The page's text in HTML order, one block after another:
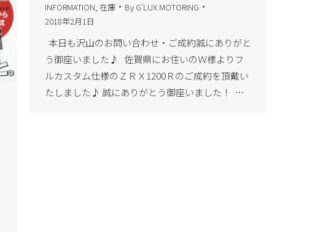
INFORMATION 在庫 By G'LUX MOTORING
2018年2月1日
本日も沢山のお問い合わせ・ご成約誠にありがと
う御座いました♪ 佐賀県にお住いのＷ様よりフ
ルカスタム仕様のＺＲＸ1200Ｒのご成約を頂戴い
たしました♪ 誠にありがとう御座いました！ …